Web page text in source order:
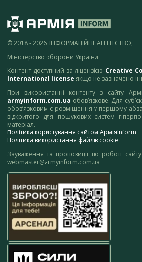
© 2018 - 2026, ІНФОРМАЦІЙНЕ АГЕНТСТВО,
Міністерство оборони України
Контент доступний за ліцензією Creative
International license якщо не зазначено
При використанні контенту з сайту
armyinform.com.ua обов’язкове. Для
обов’язковим є розміщення у першому
відкритого для пошукових систем
матеріал.
Політика користування сайтом АрміяInform
Політика використання файлів cookie
Зауваження та пропозиції по роботі
webmaster@armyinform.com.ua